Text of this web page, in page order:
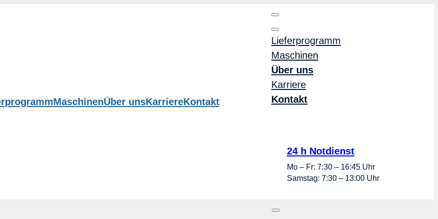
MaschinenÜber unsKarriereKontakt
Lieferprogramm
Maschinen
Über uns
Karriere
Kontakt
24 h Notdienst
Mo – Fr: 7:30 – 16:45 Uhr
Samstag: 7:30 – 13:00 Uhr